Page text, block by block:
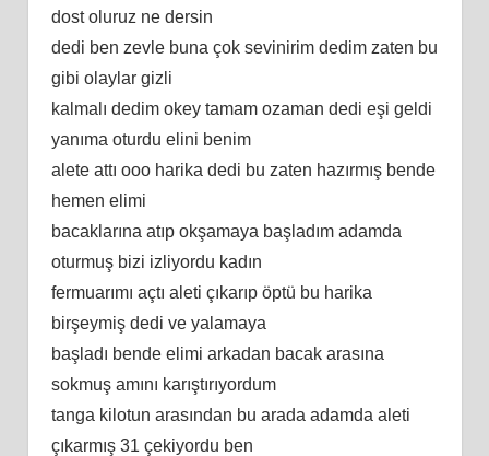
dost oluruz ne dersin
dedi ben zevle buna çok sevinirim dedim zaten bu
gibi olaylar gizli
kalmalı dedim okey tamam ozaman dedi eşi geldi
yanıma oturdu elini benim
alete attı ooo harika dedi bu zaten hazırmış bende
hemen elimi
bacaklarına atıp okşamaya başladım adamda
oturmuş bizi izliyordu kadın
fermuarımı açtı aleti çıkarıp öptü bu harika
birşeymiş dedi ve yalamaya
başladı bende elimi arkadan bacak arasına
sokmuş amını karıştırıyordum
tanga kilotun arasından bu arada adamda aleti
çıkarmış 31 çekiyordu ben